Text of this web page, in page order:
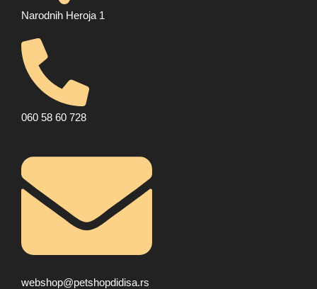
Narodnih Heroja 1
060 58 60 728
webshop@petshopdidisa.rs